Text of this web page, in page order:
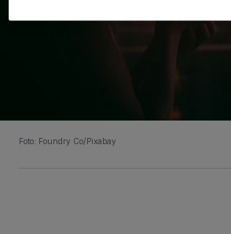
Foto: Foundry Co/Pixabay